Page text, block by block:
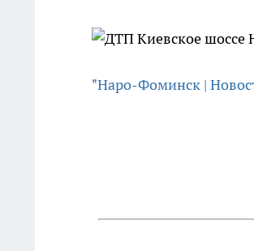
"Наро-Фоминск |